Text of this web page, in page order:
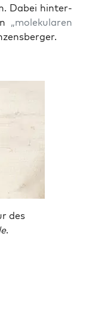
Dabei hin­ter­
„mole­ku­la­ren
des
.